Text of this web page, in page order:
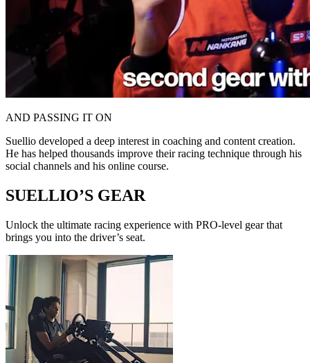
AND PASSING IT ON
Suellio developed a deep interest in coaching and content creation.
He has helped thousands improve their racing technique through his
social channels and his online course.
SUELLIO’S GEAR
Unlock the ultimate racing experience with PRO-level gear that
brings you into the driver’s seat.